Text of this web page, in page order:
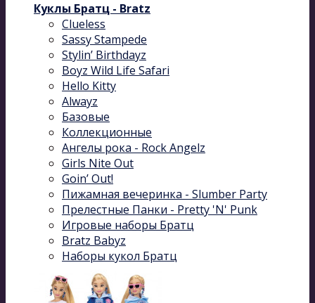
Куклы Братц - Bratz
Clueless
Sassy Stampede
Stylin’ Birthdayz
Boyz Wild Life Safari
Hello Kitty
Alwayz
Базовые
Коллекционные
Ангелы рока - Rock Angelz
Girls Nite Out
Goin’ Out!
Пижамная вечеринка - Slumber Party
Прелестные Панки - Pretty 'N' Punk
Игровые наборы Братц
Bratz Babyz
Наборы кукол Братц